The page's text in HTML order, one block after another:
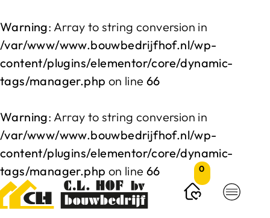
Warning: Array to string conversion in
/var/www/www.bouwbedrijfhof.nl/wp-
content/plugins/elementor/core/dynamic-
tags/manager.php on line66
Warning: Array to string conversion in
/var/www/www.bouwbedrijfhof.nl/wp-
content/plugins/elementor/core/dynamic-
tags/manager.php on line66 0